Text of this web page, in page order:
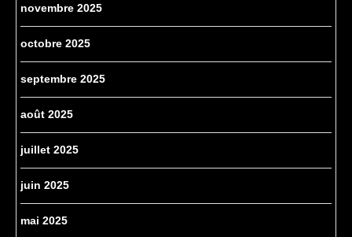
novembre 2025
octobre 2025
septembre 2025
août 2025
juillet 2025
juin 2025
mai 2025